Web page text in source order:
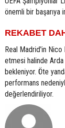
önemli bir başarıya
REKABET
Real Madrid'in
etmesi halinde
bekleniyor. Öte
performans
değerlendiriliyor.